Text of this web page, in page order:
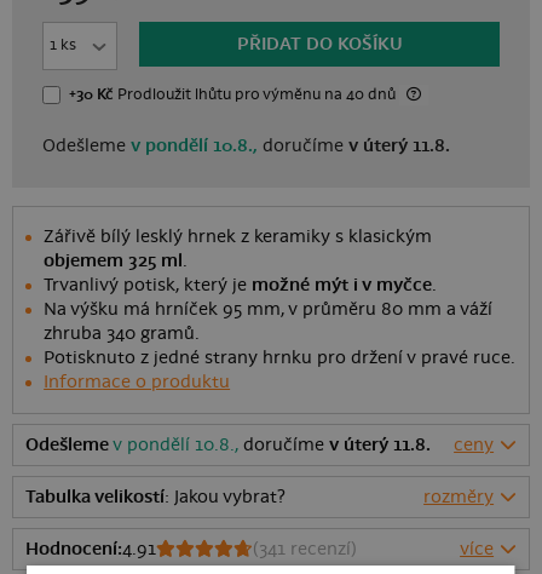
PŘIDAT DO KOŠÍKU
+30 Kč Prodloužit lhůtupro výměnu na 40 dnů
Odešlemev pondělí 10.8., doručímev úterý 11.8.
Zářivě bílý lesklý hrnek z keramiky s klasickým
objemem 325 ml.
Trvanlivý potisk, který je možné mýt i v myčce.
Na výšku má hrníček 95 mm, v průměru 80 mm a váží
zhruba 340 gramů.
Potisknuto z jedné strany hrnku pro držení v pravé ruce.
Informace o produktu
Odešlemev pondělí 10.8., doručímev úterý 11.8. ceny
Tabulka velikostí: Jakou vybrat? rozměry
Hodnocení:4.91 (341 recenzí) více